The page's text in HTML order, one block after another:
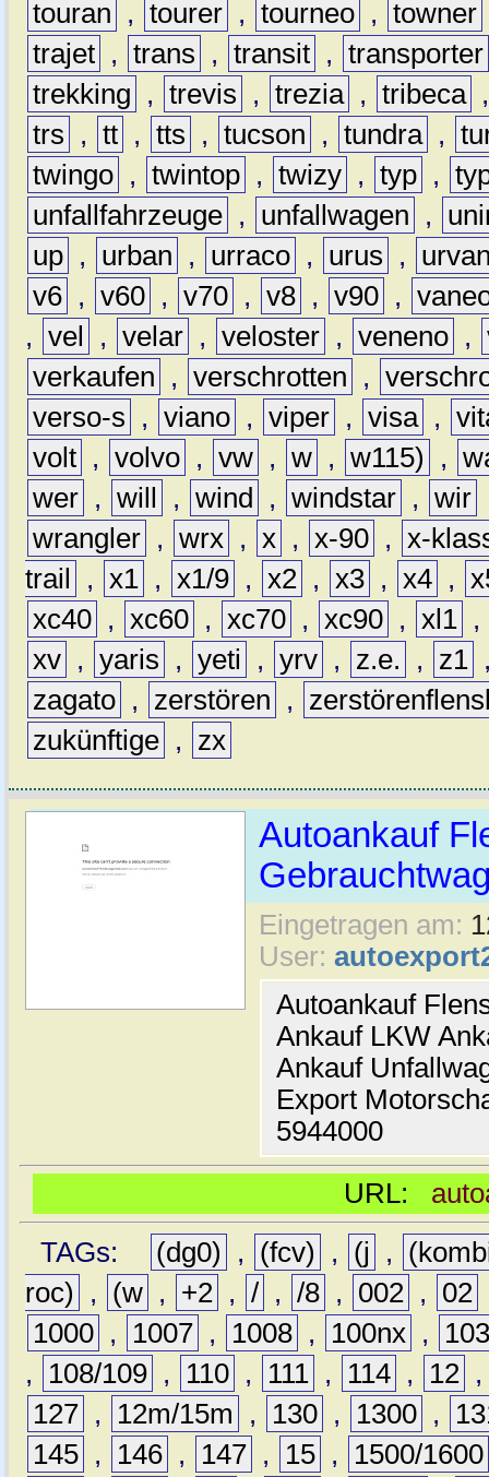
touran , tourer , tourneo , towner
trajet , trans , transit , transporter
trekking
, trevis , trezia , tribeca
trs
, tt , tts , tucson , tundra ,
twingo , twintop , twizy , typ ,
unfallfahrzeuge , unfallwagen ,
up , urban , urraco , urus ,
v6 , v60 , v70 , v8 , v90 ,
, vel , velar , veloster , veneno ,
verkaufen
, verschrotten ,
verso-s
, viano , viper , visa ,
volt , volvo , vw , w , w115) ,
wer , will , wind , windstar , wir
wrangler , wrx , x , x-90 , x-
trail
, x1 , x1/9 , x2 , x3 , x4 ,
xc40 , xc60 , xc70 , xc90 , xl1 ,
xv , yaris , yeti , yrv , z.e. , z1
zagato , zerstören ,
zukünftige , zx
Autoankauf
Eingetragen am:
User:
Autoankauf
Ankauf LKW
Ankauf
Export
5944000
URL:
TAGs:
(dg0) , (fcv) , (j ,
roc)
, (w , +2 , / , /8 , 002 , 02
1000 , 1007 , 1008 , 100nx ,
,
108/109 , 110 , 111 , 114 , 12
127 , 12m/15m , 130 , 1300 ,
145 , 146 , 147 , 15 ,
1500/1600